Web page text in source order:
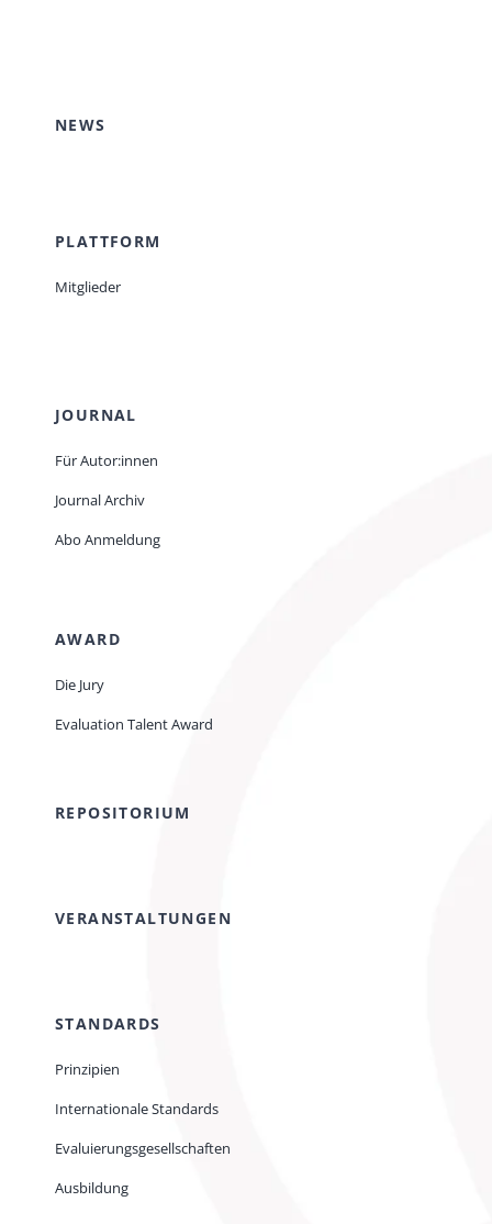
NEWS
PLATTFORM
Mitglieder
JOURNAL
Für Autor:innen
Journal Archiv
Abo Anmeldung
AWARD
Die Jury
Evaluation Talent Award
REPOSITORIUM
VERANSTALTUNGEN
STANDARDS
Prinzipien
Internationale Standards
Evaluierungsgesellschaften
Ausbildung